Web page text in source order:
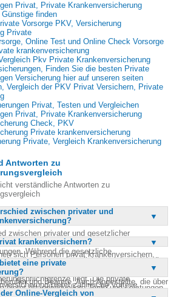
Privat, Private Krankenversicherung
finden
Vorsorge PKV, Versicherung
Private
Online Test und Online Check Vorsorge
krankenversicherung
Pkv Private Krankenversicherung
Finden Sie die besten Private
Versicherung hier auf unseren seiten
Vergleich der PKV Privat Versichern, Private
Privat, Testen und Vergleichen
Privat, Private Krankenversicherung
Check, PKV
Private krankenversicherung
Private, Vergleich Krankenversicherung
Antworten zu
verständliche Antworten zu
zwischen privater und
zwischen privater und gesetzlicher
liegt in der Art der Absicherung und den
Während die gesetzliche
für alle Bürger zugänglich ist, richtet sich die
an Personen, deren Bruttoeinkommen
liegt. Die private
bietet oft individuellere Tarife und Leistungen,
krankenversichern?
sich Personen privat krankenversichern,
oberhalb der Versicherungspflichtgrenze
jährlich angepasst und betrifft in der Regel
und Beamte. Auch Angestellte, die über
verdienen, haben die Möglichkeit, in die
eine private
bietet zahlreiche Vorteile,
Tarife und Leistungen. Versicherte
Online-Vergleich von